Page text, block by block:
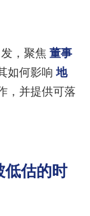
，聚焦 董事
如何影响地
，并提供可落
低估的时